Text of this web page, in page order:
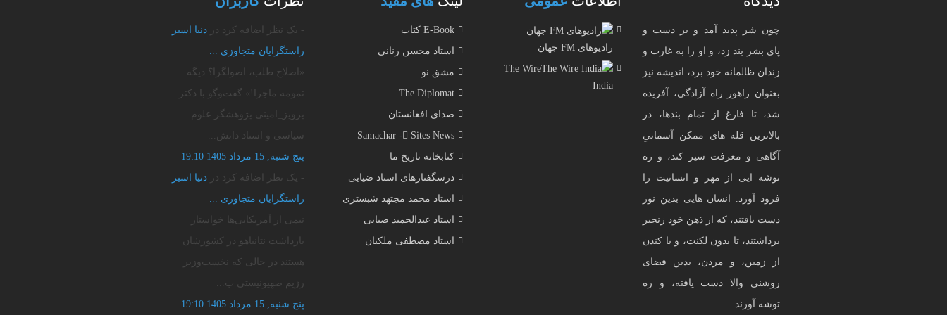
چون شر پدید آمد و بر دست و
پای بشر بند زد، و او را به غارت و
زندان ظالمانه خود برد، اندیشه نیز
بعنوان راهور راه آزادگی، آفریده
شد، تا فارغ از تمام بندها، در
بالاترین قله های ممکن آسمانیِ
آگاهی و معرفت سیر کند، و ره
توشه ایی از مهر و انسانیت را
فرود آورد. انسان هایی بدین نور
دست یافتند، که از ذهن خود زنجیر
برداشتند، تا بدون لکنت، و یا کندن
از زمین، و مردن، بدین فضای
روشنی والا دست یافته، و ره
توشه آورند.
رادیوهای FM جهان
The Wire
India
E-Book کتاب
استاد محسن رنانی
مشق نو
The Diplomat
صدای افغانستان
Samachar - ُSites News
کتابخانه تاریخ ما
درسگفتارهای استاد ضیایی
استاد محمد مجتهد شبستری
استاد عبدالحمید ضیایی
استاد مصطفی ملکیان
- یک نظر اضافه کرد در دنیا اسیر
راستگرایان متجاوزی‌ ...
«اصلاح طلب، اصولگرا؟ دیگه
تمومه ماجرا!» گفت‌وگو با دکتر
پرویز_امینی پژوهشگر علوم
سیاسی و استاد دانش...
پنج شنبه, 15 مرداد 1405 19:10
- یک نظر اضافه کرد در دنیا اسیر
راستگرایان متجاوزی‌ ...
نیمی از آمریکایی‌ها خواستار
بازداشت نتانیاهو در کشورشان
هستند ️در حالی که نخست‌وزیر
رژیم صهیونیستی ب...
پنج شنبه, 15 مرداد 1405 19:10